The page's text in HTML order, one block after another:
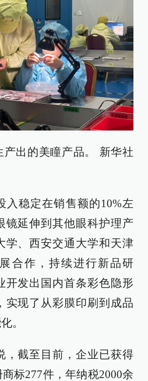
产出的美瞳产品。 新华社
入稳定在销售额的10%左
镜延伸到其他眼科护理产
学、西安交通大学和天津
合作，持续进行新品研
开发出国内首条彩色隐形
实现了从彩膜印刷到成品
。
，截至目前，企业已获得
标277件，年纳税2000余